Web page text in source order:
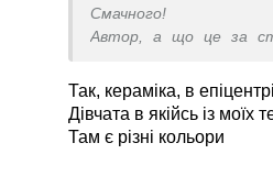
Смачного!
Автор, а що це за
симпатичний)
П.с. захоплююсь вашій
Так, кераміка, в
Дівчата в якійсь із
Там є різні кольори